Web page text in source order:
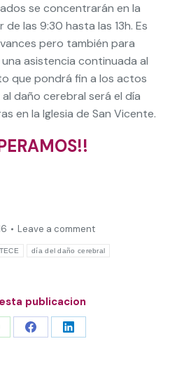
se concentrarán en la
las 9:30 hasta las 13h. Es
pero también para
asistencia continuada al
que pondrá fin a los actos
daño cerebral será el día
en la Iglesia de San Vicente.
Leave a comment
día del daño cerebral
publicacion
Share Share